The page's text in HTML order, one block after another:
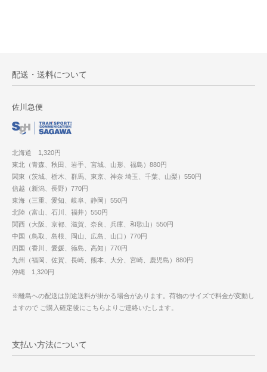
配送・送料について
佐川急便
北海道 1,320円
東北（青森、秋田、岩手、宮城、山形、福島）880円
関東（茨城、栃木、群馬、東京、神奈 埼玉、千葉、山梨）550円
信越（新潟、長野）770円
東海（三重、愛知、岐阜、静岡）550円
北陸（富山、石川、福井）550円
関西（大阪、京都、滋賀、奈良、兵庫、和歌山）550円
中国（鳥取、島根、岡山、広島、山口）770円
四国（香川、愛媛、徳島、高知）770円
九州（福岡、佐賀、長崎、熊本、大分、宮崎、鹿児島）880円
沖縄 1,320円
※離島への配送は別途送料が掛かる場合があります。荷物のサイズで料金が変動し
ますので ご購入確定後にこちらよりご連絡いたします。
支払い方法について